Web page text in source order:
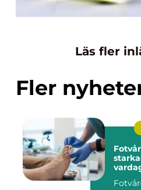
Läs fler
Fler